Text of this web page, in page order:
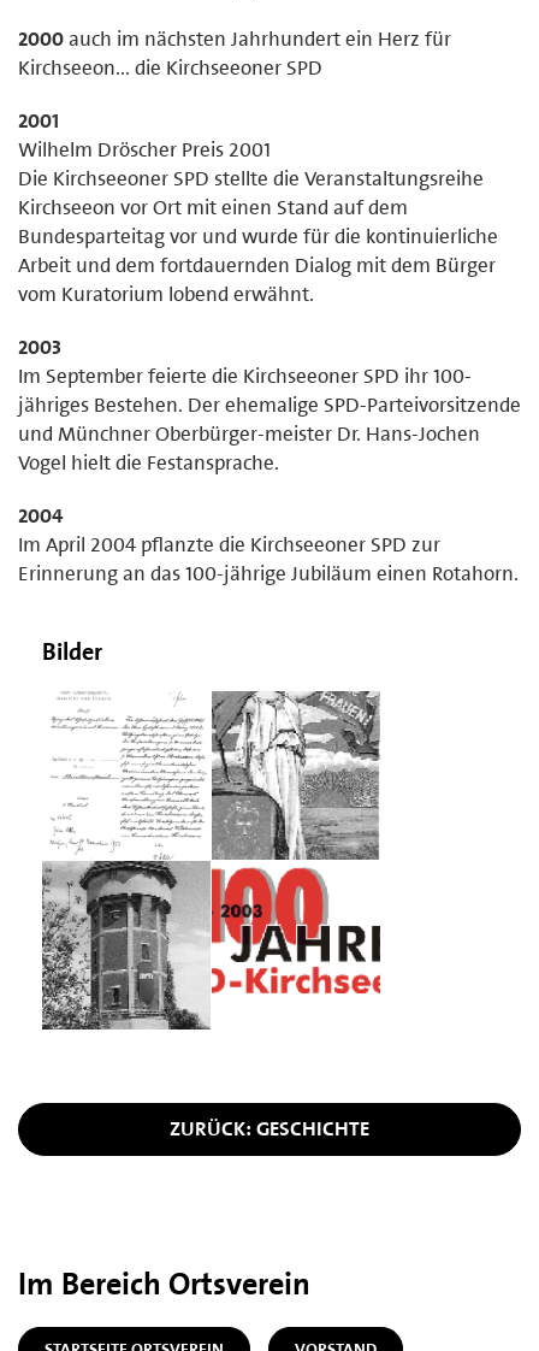
2000auch im nächsten Jahrhundert ein Herz für
Kirchseeon... die Kirchseeoner SPD
2001
Wilhelm Dröscher Preis 2001
Die Kirchseeoner SPD stellte die Veranstaltungsreihe
Kirchseeon vor Ort mit einen Stand auf dem
Bundesparteitag vor und wurde für die kontinuierliche
Arbeit und dem fortdauernden Dialog mit dem Bürger
vom Kuratorium lobend erwähnt.
2003
Im September feierte die Kirchseeoner SPD ihr 100-
jähriges Bestehen. Der ehemalige SPD-Parteivorsitzende
und Münchner Oberbürger-meister Dr. Hans-Jochen
Vogel hielt die Festansprache.
2004
Im April 2004 pflanzte die Kirchseeoner SPD zur
Erinnerung an das 100-jährige Jubiläum einen Rotahorn.
Bilder
ZURÜCK: GESCHICHTE
Im Bereich Ortsverein